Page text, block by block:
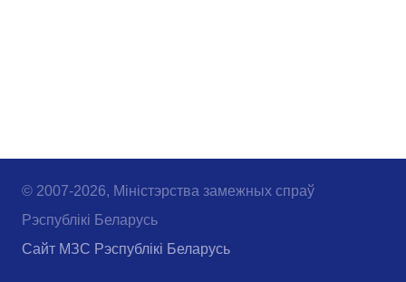
© 2007-2026, Міністэрства замежных спраў
Рэспублікі Беларусь
Сайт МЗС Рэспублікі Беларусь